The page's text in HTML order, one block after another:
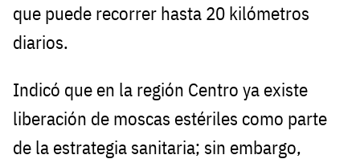
que puede recorrer hasta 20 kilómetros
diarios.
Indicó que en la región Centro ya existe
liberación de moscas estériles como parte
de la estrategia sanitaria; sin embargo,